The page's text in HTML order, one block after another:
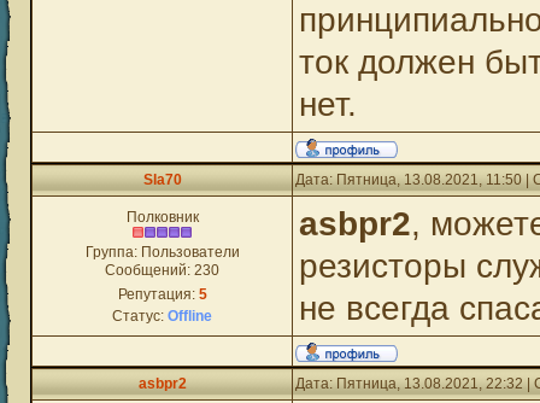
ток должен
нет.
Sla70 Дата: Пятница, 13.08.2021, 11:50
Полковник
Группа: Пользователи
Сообщений: 230
Репутация: 5
Статус: Offline
asbpr2,
резисторы
не всегда
asbpr2 Дата: Пятница, 13.08.2021, 22:32